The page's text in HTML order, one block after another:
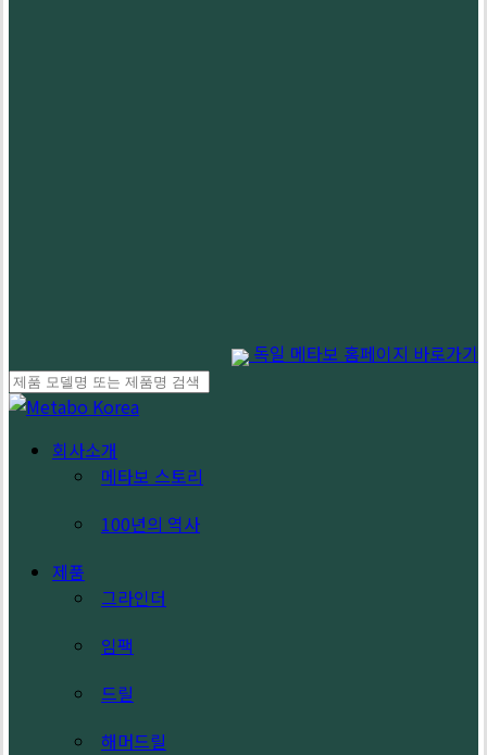
독일 메타보 홈페이지 바로가기
Close
search
Menu 회사소개
메타보 스토리
100년의 역사
제품
그라인더
임팩
드릴
해머드릴